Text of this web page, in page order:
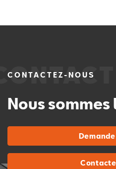
CONTACTEZ-NOUS
Nous sommes
Demande